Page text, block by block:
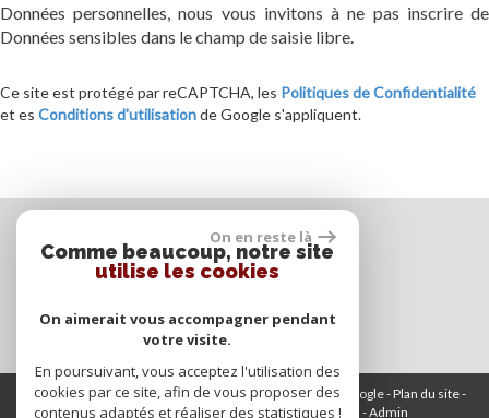
Données personnelles, nous vous invitons à ne pas inscrire de
Données sensibles dans le champ de saisie libre.
Ce site est protégé par reCAPTCHA, les Politiques de Confidentialité
et es Conditions d'utilisationde Google s'appliquent.
Espace propriétaire
© 2026 | Tous droits réservés | Traduction powered by Google -Plan du site-
Mentions légales-Nos honoraires-Partenaires -Admin
On en reste là
Comme beaucoup, notre site
utilise les cookies
On aimerait vous accompagner pendant
votre visite.
En poursuivant, vous acceptez l'utilisation des
cookies par ce site, afin de vous proposer des
contenus adaptés et réaliser des statistiques !